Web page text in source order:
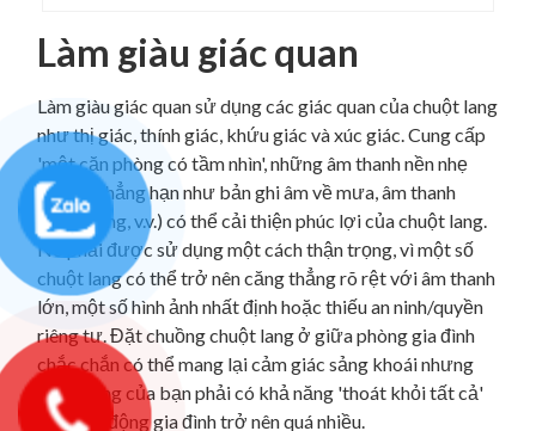
Làm giàu giác quan
Làm giàu giác quan sử dụng các giác quan của chuột lang
như thị giác, thính giác, khứu giác và xúc giác. Cung cấp
'một căn phòng có tầm nhìn', những âm thanh nền nhẹ
nhàng (chẳng hạn như bản ghi âm về mưa, âm thanh
trong rừng, v.v.) có thể cải thiện phúc lợi của chuột lang.
Nó phải được sử dụng một cách thận trọng, vì một số
chuột lang có thể trở nên căng thẳng rõ rệt với âm thanh
lớn, một số hình ảnh nhất định hoặc thiếu an ninh/quyền
riêng tư. Đặt chuồng chuột lang ở giữa phòng gia đình
chắc chắn có thể mang lại cảm giác sảng khoái nhưng
chuột lang của bạn phải có khả năng 'thoát khỏi tất cả'
khi hoạt động gia đình trở nên quá nhiều.